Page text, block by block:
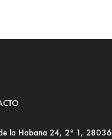
la Habana 24, 2º 1, 28036